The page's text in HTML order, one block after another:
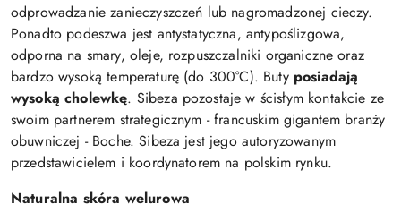
odprowadzanie zanieczyszczeń lub nagromadzonej cieczy.
Ponadto podeszwa jest antystatyczna, antypoślizgowa,
odporna na smary, oleje, rozpuszczalniki organiczne oraz
bardzo wysoką temperaturę (do 300°C). Buty posiadają
wysoką cholewkę. Sibeza pozostaje w ścisłym kontakcie ze
swoim partnerem strategicznym - francuskim gigantem branży
obuwniczej - Boche. Sibeza jest jego autoryzowanym
przedstawicielem i koordynatorem na polskim rynku.
Naturalna skóra welurowa